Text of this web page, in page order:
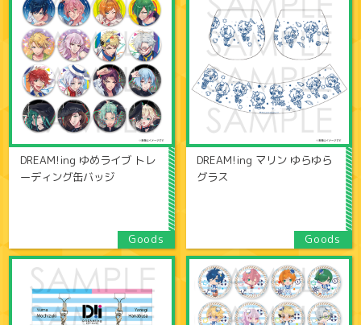
DREAM!ing ゆめライブ トレ
ーディング缶バッジ
DREAM!ing マリン ゆらゆら
グラス